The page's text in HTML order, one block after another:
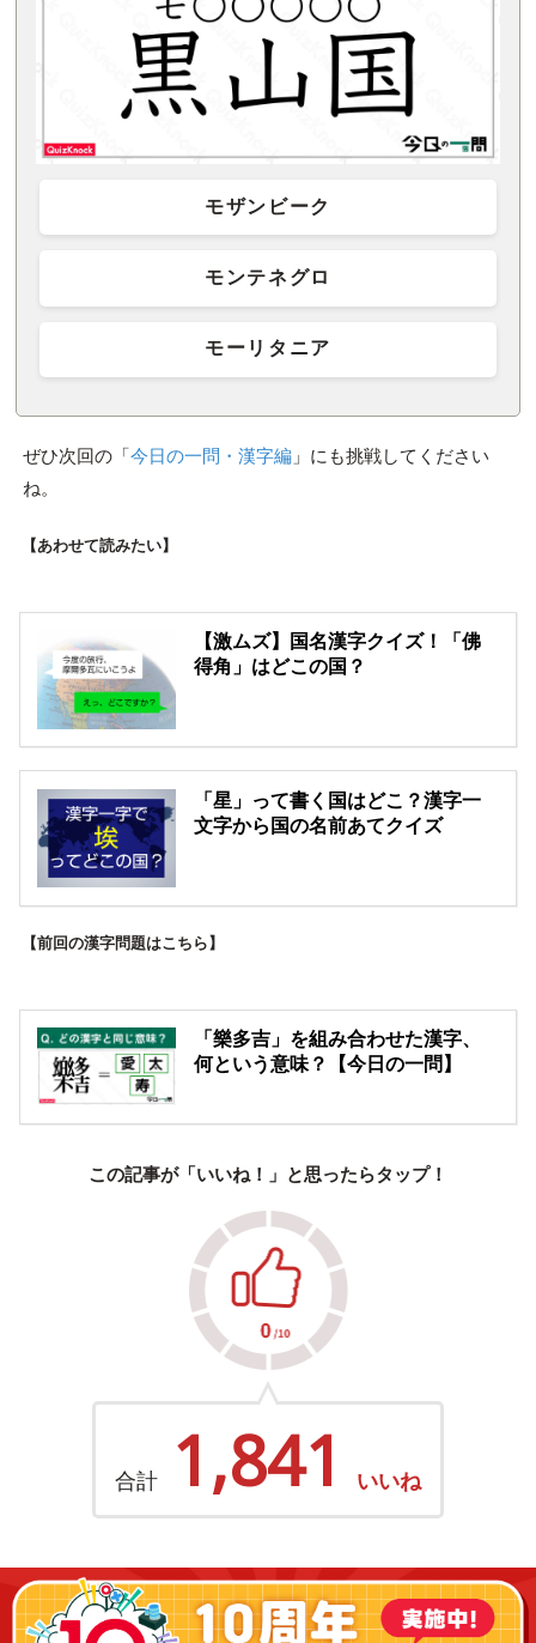
モザンビーク
モンテネグロ
モーリタニア
ぜひ次回の「今日の一問・漢字編」にも挑戦してください
ね。
【あわせて読みたい】
【激ムズ】国名漢字クイズ！「佛
得角」はどこの国？
「星」って書く国はどこ？漢字一
文字から国の名前あてクイズ
【前回の漢字問題はこちら】
「樂多吉」を組み合わせた漢字、
何という意味？【今日の一問】
この記事が「いいね！」と思ったらタップ！
合計 1,841 いいね